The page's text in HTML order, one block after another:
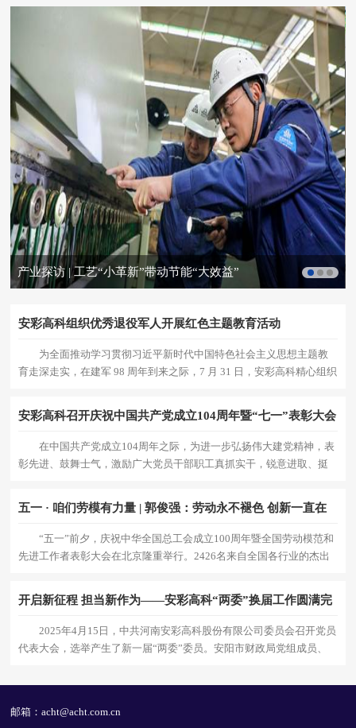
产业探访 | 工艺“小革新”带动节能“大效益”
安彩高科组织优秀退役军人开展红色主题教育活动
为全面推动学习贯彻习近平新时代中国特色社会主义思想主题教
育走深走实，在建军 98 周年到来之际，7 月 31 日，安彩高科精心组织
安彩高科召开庆祝中国共产党成立104周年暨“七一”表彰大会
在中国共产党成立104周年之际，为进一步弘扬伟大建党精神，表
彰先进、鼓舞士气，激励广大党员干部职工真抓实干，锐意进取、挺
五一 · 咱们劳模有力量 | 郭俊强：劳动永不褪色 创新一直在
“五一”前夕，庆祝中华全国总工会成立100周年暨全国劳动模范和
先进工作者表彰大会在北京隆重举行。2426名来自全国各行业的杰出
开启新征程 担当新作为——安彩高科“两委”换届工作圆满完
2025年4月15日，中共河南安彩高科股份有限公司委员会召开党员
代表大会，选举产生了新一届“两委”委员。安阳市财政局党组成员、
邮箱：acht@acht.com.cn